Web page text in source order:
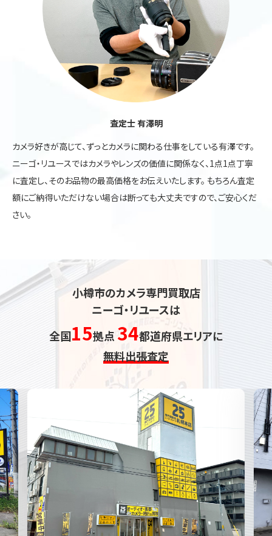
査定士 有澤明
カメラ好きが高じて、ずっとカメラに関わる仕事をしている有澤です。
ニーゴ・リユースではカメラやレンズの価値に関係なく、1点1点丁寧
に査定し、そのお品物の最高価格をお伝えいたします。 もちろん査定
額にご納得いただけない場合は断っても大丈夫ですので、ご安心くだ
さい。
小樽市のカメラ専門買取店
ニーゴ・リユースは
全国15拠点 34都道府県エリアに
無料出張査定